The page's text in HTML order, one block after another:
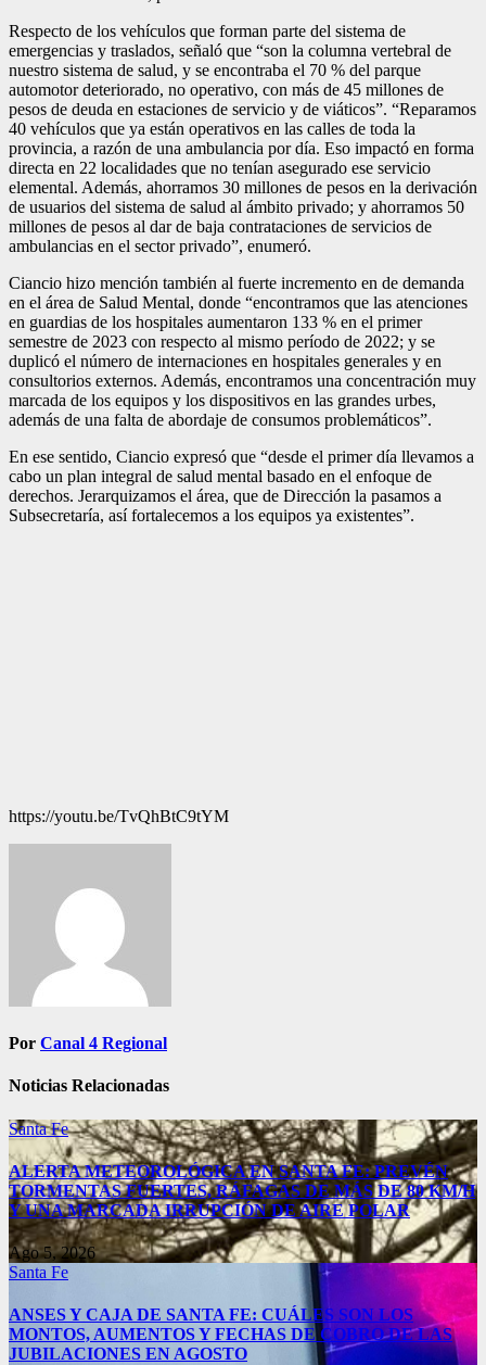
Respecto de los vehículos que forman parte del sistema de
emergencias y traslados, señaló que “son la columna vertebral de
nuestro sistema de salud, y se encontraba el 70 % del parque
automotor deteriorado, no operativo, con más de 45 millones de
pesos de deuda en estaciones de servicio y de viáticos”. “Reparamos
40 vehículos que ya están operativos en las calles de toda la
provincia, a razón de una ambulancia por día. Eso impactó en forma
directa en 22 localidades que no tenían asegurado ese servicio
elemental. Además, ahorramos 30 millones de pesos en la derivación
de usuarios del sistema de salud al ámbito privado; y ahorramos 50
millones de pesos al dar de baja contrataciones de servicios de
ambulancias en el sector privado”, enumeró.
Ciancio hizo mención también al fuerte incremento en de demanda
en el área de Salud Mental, donde “encontramos que las atenciones
en guardias de los hospitales aumentaron 133 % en el primer
semestre de 2023 con respecto al mismo período de 2022; y se
duplicó el número de internaciones en hospitales generales y en
consultorios externos. Además, encontramos una concentración muy
marcada de los equipos y los dispositivos en las grandes urbes,
además de una falta de abordaje de consumos problemáticos”.
En ese sentido, Ciancio expresó que “desde el primer día llevamos a
cabo un plan integral de salud mental basado en el enfoque de
derechos. Jerarquizamos el área, que de Dirección la pasamos a
Subsecretaría, así fortalecemos a los equipos ya existentes”.
https://youtu.be/TvQhBtC9tYM
entradas
Por Canal 4 Regional
Noticias Relacionadas
Santa Fe
ALERTA METEOROLÓGICA EN SANTA FE: PREVÉN
TORMENTAS FUERTES, RÁFAGAS DE MÁS DE 80 KM/H
Y UNA MARCADA IRRUPCIÓN DE AIRE POLAR
Ago 5, 2026
Santa Fe
ANSES Y CAJA DE SANTA FE: CUÁLES SON LOS
MONTOS, AUMENTOS Y FECHAS DE COBRO DE LAS
JUBILACIONES EN AGOSTO